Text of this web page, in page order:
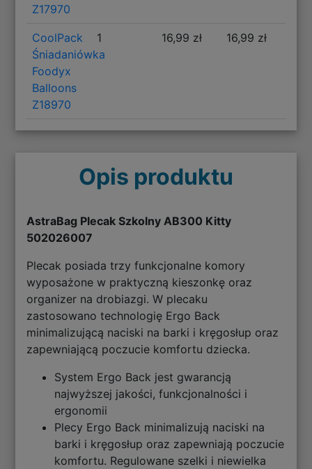
Z17970
CoolPack
Śniadaniówka
Foodyx
Balloons
Z18970
1 16,99 zł 16,99 zł
Opis produktu
AstraBag Plecak Szkolny AB300 Kitty
502026007
Plecak posiada trzy funkcjonalne komory
wyposażone w praktyczną kieszonkę oraz
organizer na drobiazgi. W plecaku
zastosowano technologię Ergo Back
minimalizującą naciski na barki i kręgosłup oraz
zapewniającą poczucie komfortu dziecka.
System Ergo Back jest gwarancją
najwyższej jakości, funkcjonalności i
ergonomii
Plecy Ergo Back minimalizują naciski na
barki i kręgosłup oraz zapewniają poczucie
komfortu. Regulowane szelki i niewielka